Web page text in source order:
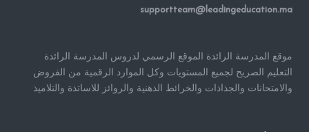
supportteam@leadingeducation.ma
موقع المدرسة الرائدة الموقع الرسمي لدروس المدرسة الرائدة
التعليم الصريح لجميع المستويات وكل الموارد الرقمية من الفروض
والامتحانات والجذاذات والخرائط الذهنية والروائز للاساتذة والتلاميذ